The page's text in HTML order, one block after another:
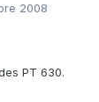
2008
PT 630.